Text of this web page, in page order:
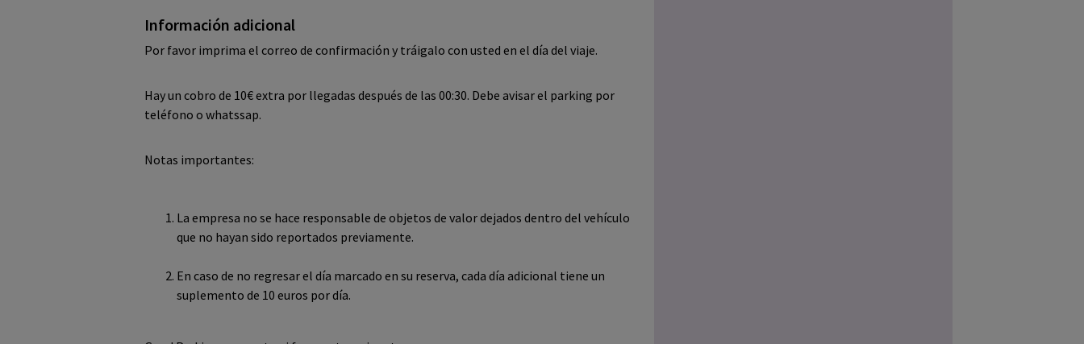
Información adicional
Por favor imprima el correo de confirmación y tráigalo con usted en el día del viaje.
Hay un cobro de 10€ extra por llegadas después de las 00:30. Debe avisar el parking por
teléfono o whatssap.
Notas importantes:
La empresa no se hace responsable de objetos de valor dejados dentro del vehículo
que no hayan sido reportados previamente.
En caso de no regresar el día marcado en su reserva, cada día adicional tiene un
suplemento de 10 euros por día.